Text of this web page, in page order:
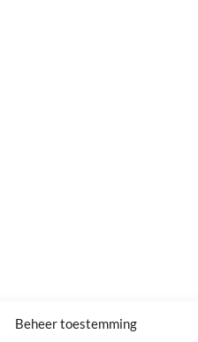
Beheer toestemming